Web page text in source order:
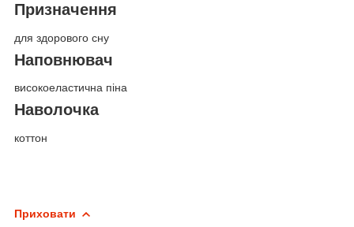
Призначення
для здорового сну
Наповнювач
високоеластична піна
Наволочка
коттон
Приховати